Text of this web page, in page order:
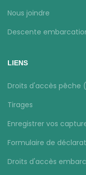
Nous joindre
Descente
LIENS
Droits d'accès pêche
Tirages
Enregistrer vos
Formulaire de
Droits d'accès